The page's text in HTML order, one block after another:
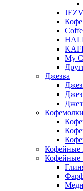
My
Джезва
Кофемолки
Кофейные
Кофейные